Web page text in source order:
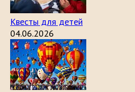
Квесты для детей
04.06.2026